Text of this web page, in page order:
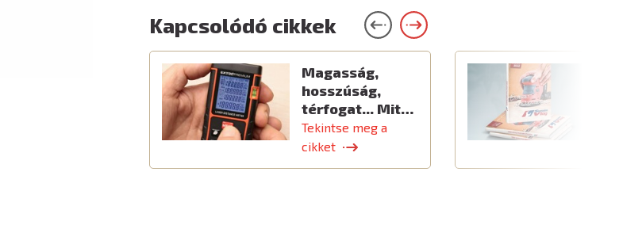
Kapcsolódó cikkek
Magasság,
hosszúság,
térfogat... Mit…
Tekintse meg a
cikket